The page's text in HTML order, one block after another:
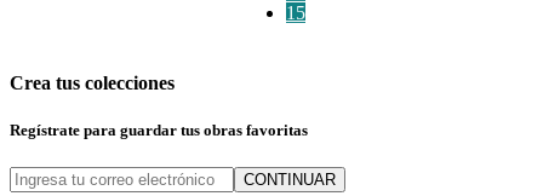
15
Crea tus colecciones
Regístrate para guardar tus obras favoritas
CONTINUAR